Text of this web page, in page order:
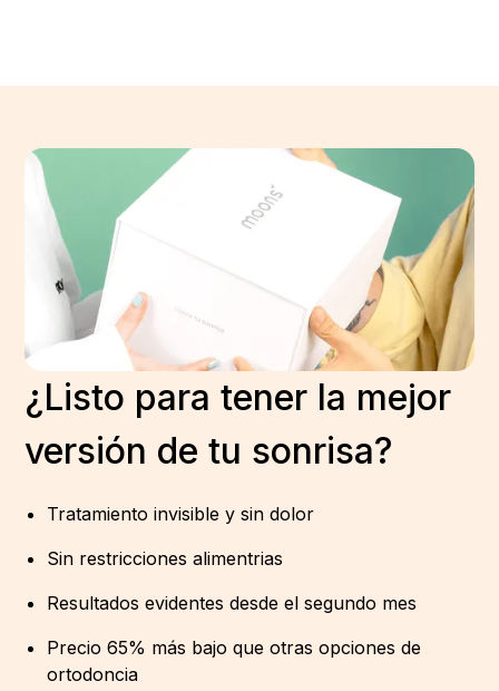
¿Listo para tener la mejor
versión de tu sonrisa?
Tratamiento invisible y sin dolor
Sin restricciones alimentrias
Resultados evidentes desde el segundo mes
Precio 65% más bajo que otras opciones de
ortodoncia